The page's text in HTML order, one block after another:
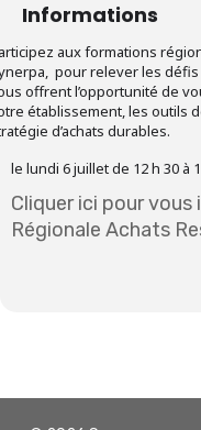
Informations
aux formations
pour relever les défis
offrent l’opportunité de
établissement, les outils
d’achats durables.
le lundi 6 juillet de 12 h 30 à
Cliquer ici pour vous
Régionale Achats